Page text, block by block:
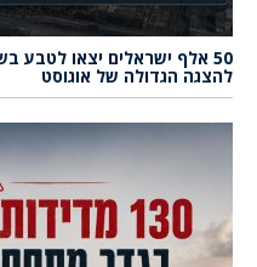
50 אלף ישראלים יצאו לטבע
להצגה הגדולה של אוגוסט